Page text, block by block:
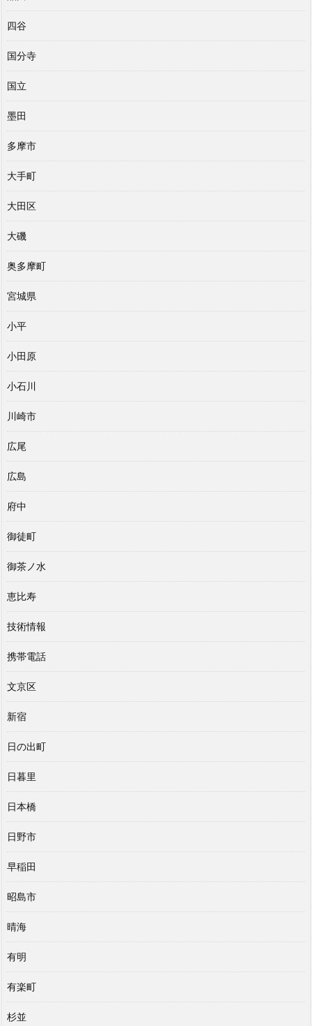
四谷
国分寺
国立
墨田
多摩市
大手町
大田区
大磯
奥多摩町
宮城県
小平
小田原
小石川
川崎市
広尾
広島
府中
御徒町
御茶ノ水
恵比寿
技術情報
携帯電話
文京区
新宿
日の出町
日暮里
日本橋
日野市
早稲田
昭島市
晴海
有明
有楽町
杉並